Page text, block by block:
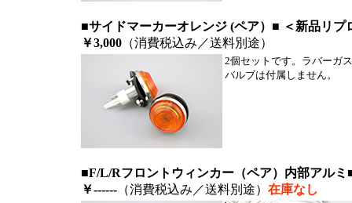
■サイドマーカーオレンジ (ペア）■ ＜新品リプ
￥3,000（消費税込み／送料別途）
2個セットです。ラバーガ
バルブは付属しません。
■F/L/Rフロントウィンカー（ペア）内部アルミ
￥------（消費税込み／送料別途） 在庫なし